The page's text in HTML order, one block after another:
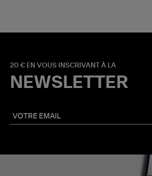
20 € EN VOUS INSCRIVANT À LA
NEWSLETTER